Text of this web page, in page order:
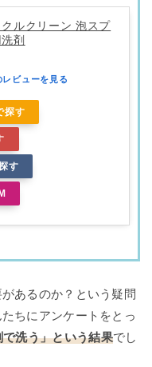
ルクリーン 泡スプ
剤
ビューを見る
探す
す
あるのか？という疑問
ちにアンケートをとっ
洗う」という結果でし